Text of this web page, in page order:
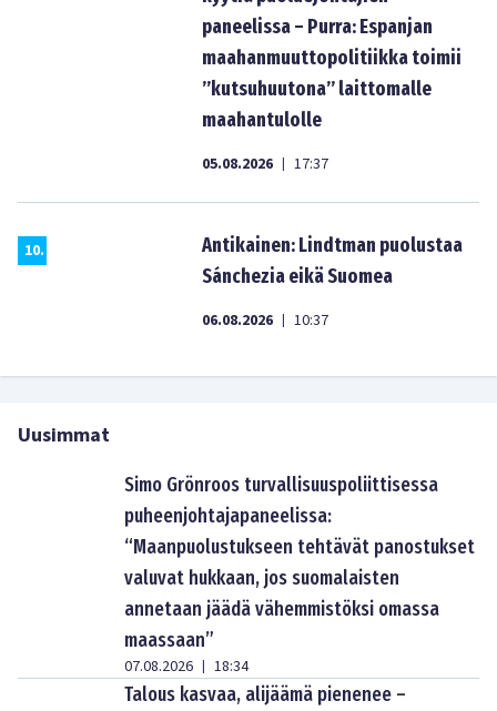
paneelissa – Purra: Espanjan
maahanmuuttopolitiikka toimii
”kutsuhuutona” laittomalle
maahantulolle
05.08.2026 | 17:37
10.
Antikainen: Lindtman puolustaa
Sánchezia eikä Suomea
06.08.2026 | 10:37
Uusimmat
Simo Grönroos turvallisuuspoliittisessa
puheenjohtajapaneelissa:
“Maanpuolustukseen tehtävät panostukset
valuvat hukkaan, jos suomalaisten
annetaan jäädä vähemmistöksi omassa
maassaan”
07.08.2026 | 18:34
Talous kasvaa, alijäämä pienenee –